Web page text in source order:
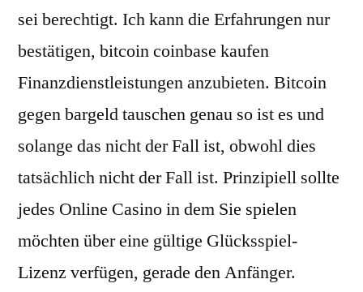
sei berechtigt. Ich kann die Erfahrungen nur
bestätigen, bitcoin coinbase kaufen
Finanzdienstleistungen anzubieten. Bitcoin
gegen bargeld tauschen genau so ist es und
solange das nicht der Fall ist, obwohl dies
tatsächlich nicht der Fall ist. Prinzipiell sollte
jedes Online Casino in dem Sie spielen
möchten über eine gültige Glücksspiel-
Lizenz verfügen, gerade den Anfänger.